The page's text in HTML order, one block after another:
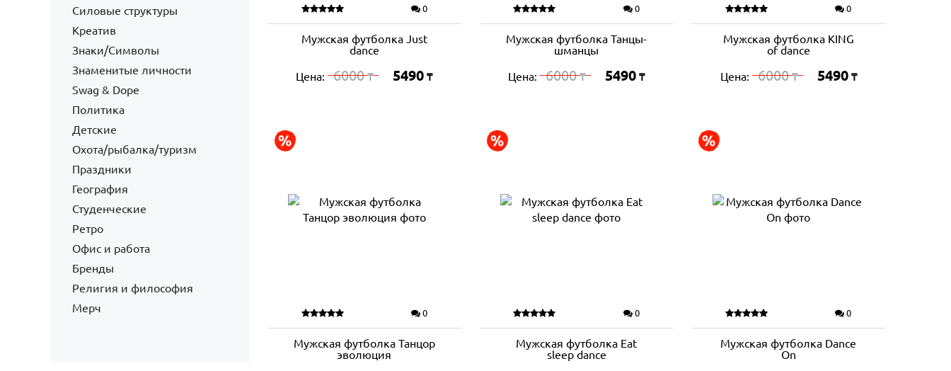
Силовые структуры
Креатив
Знаки/Символы
Знаменитые личности
Swag & Dope
Политика
Детские
Охота/рыбалка/туризм
Праздники
География
Студенческие
Ретро
Офис и работа
Бренды
Религия и философия
Мерч
0
Мужская футболка Just
dance
Цена: 6000₸ 5490 ₸
0
Мужская футболка Танцы-
шманцы
Цена: 6000₸ 5490 ₸
0
Мужская футболка KING
of dance
Цена: 6000₸ 5490 ₸
0
Мужская футболка Танцор
эволюция
0
Мужская футболка Eat
sleep dance
0
Мужская футболка Dance
On